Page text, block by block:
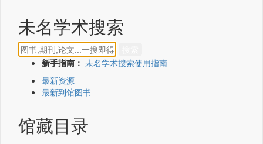
未名学术搜索
新手指南： 未名学术搜索使用指南
最新资源
最新到馆图书
馆藏目录